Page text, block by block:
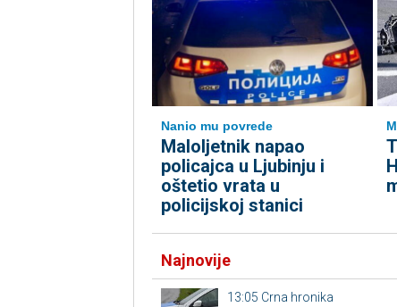
Nanio mu povrede
Maloljetnik napao
policajca u Ljubinju i
oštetio vrata u
policijskoj stanici
Najnovije
13:05 Crna hronika